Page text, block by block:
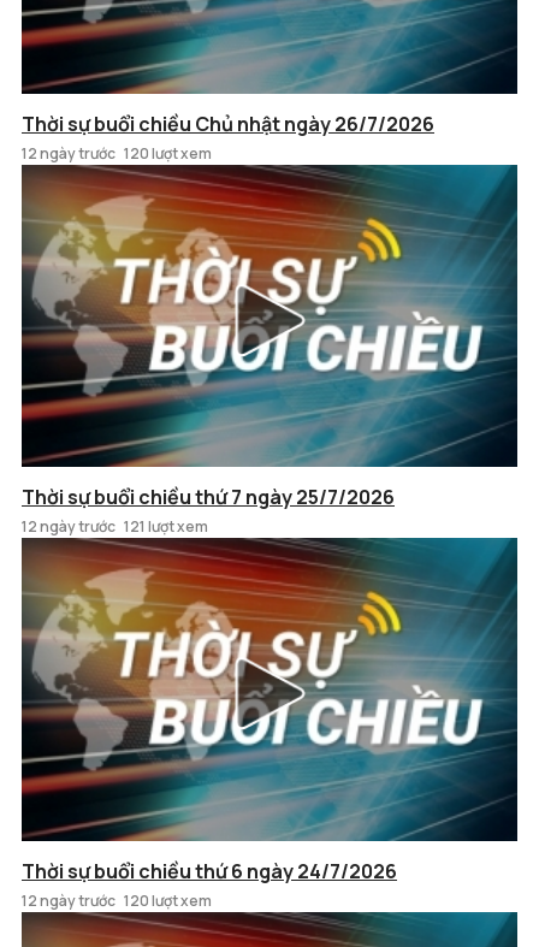
Thời sự buổi chiều Chủ nhật ngày 26/7/2026
12 ngày trước 120 lượt xem
Thời sự buổi chiều thứ 7 ngày 25/7/2026
12 ngày trước 121 lượt xem
Thời sự buổi chiều thứ 6 ngày 24/7/2026
12 ngày trước 120 lượt xem